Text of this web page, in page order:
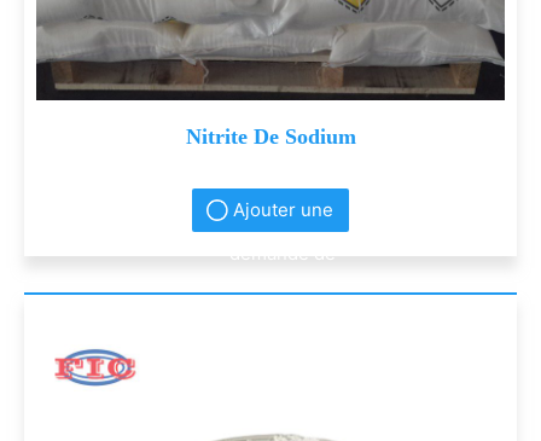
Nitrite De Sodium
Ajouter une
demande de
renseignement